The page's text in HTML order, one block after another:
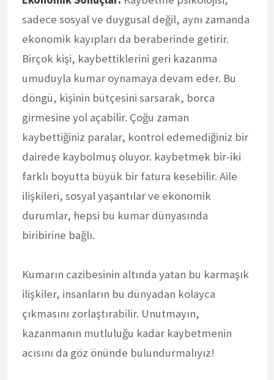
sadece sosyal ve duygusal değil, aynı zamanda
ekonomik kayıpları da beraberinde getirir.
Birçok kişi, kaybettiklerini geri kazanma
umuduyla kumar oynamaya devam eder. Bu
döngü, kişinin bütçesini sarsarak, borca
girmesine yol açabilir. Çoğu zaman
kaybettiğiniz paralar, kontrol edemediğiniz bir
dairede kaybolmuş oluyor. kaybetmek bir-iki
farklı boyutta büyük bir fatura kesebilir. Aile
ilişkileri, sosyal yaşantılar ve ekonomik
durumlar, hepsi bu kumar dünyasında
biribirine bağlı.
Kumarın cazibesinin altında yatan bu karmaşık
ilişkiler, insanların bu dünyadan kolayca
çıkmasını zorlaştırabilir. Unutmayın,
kazanmanın mutluluğu kadar kaybetmenin
acısını da göz önünde bulundurmalıyız!